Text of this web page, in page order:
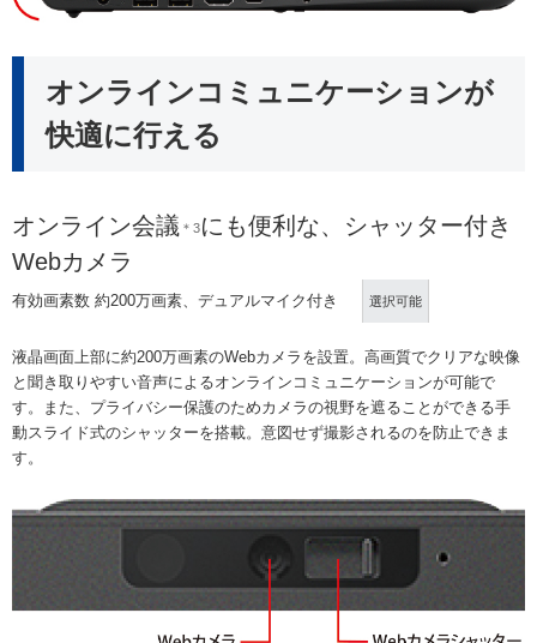
オンラインコミュニケーションが
快適に行える
オンライン会議 ＊3にも便利な、シャッター付き
Webカメラ
有効画素数 約200万画素、デュアルマイク付き 選択可能
液晶画面上部に約200万画素のWebカメラを設置。高画質でクリアな映像
と聞き取りやすい音声によるオンラインコミュニケーションが可能で
す。また、プライバシー保護のためカメラの視野を遮ることができる手
動スライド式のシャッターを搭載。意図せず撮影されるのを防止できま
す。